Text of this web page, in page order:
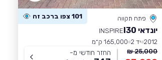
פתח תקווה 101 צפו ברכב זה
יונדאי I30
INSPIRE
2012 יד 2
165,000 ק״מ
25,000 ₪
החזר חודשי מ-